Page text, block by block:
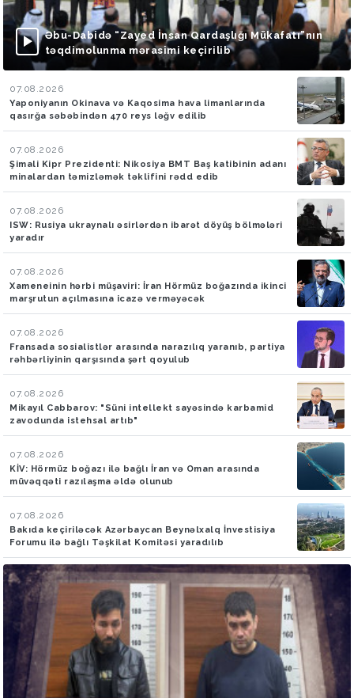
Əbu-Dabidə “Zayed İnsan Qardaşlığı Mükafatı”nın
təqdimolunma mərasimi keçirilib
07.08.2026
Yaponiyanın Okinava və Kaqosima hava limanlarında
qasırğa səbəbindən 470 reys ləğv edilib
07.08.2026
Şimali Kipr Prezidenti: Nikosiya BMT Baş katibinin adanı
minalardan təmizləmək təklifini rədd edib
07.08.2026
ISW: Rusiya ukraynalı əsirlərdən ibarət döyüş bölmələri
yaradır
07.08.2026
Xameneinin hərbi müşaviri: İran Hörmüz boğazında ikinci
marşrutun açılmasına icazə verməyəcək
07.08.2026
Fransada sosialistlər arasında narazılıq yaranıb, partiya
rəhbərliyinin qarşısında şərt qoyulub
07.08.2026
Mikayıl Cabbarov: "Süni intellekt sayəsində karbamid
zavodunda istehsal artıb"
07.08.2026
KİV: Hörmüz boğazı ilə bağlı İran və Oman arasında
müvəqqəti razılaşma əldə olunub
07.08.2026
Bakıda keçiriləcək Azərbaycan Beynəlxalq İnvestisiya
Forumu ilə bağlı Təşkilat Komitəsi yaradılıb